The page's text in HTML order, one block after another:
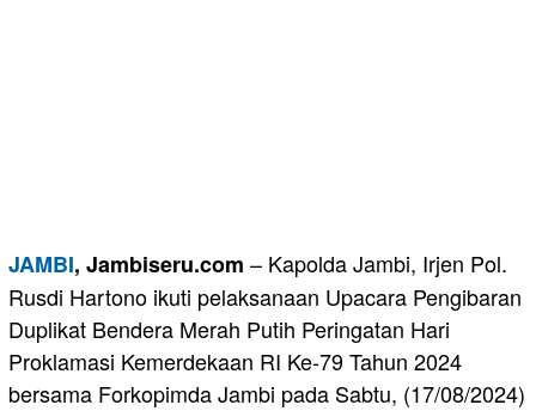
JAMBI, Jambiseru.com – Kapolda Jambi, Irjen Pol.
Rusdi Hartono ikuti pelaksanaan Upacara Pengibaran
Duplikat Bendera Merah Putih Peringatan Hari
Proklamasi Kemerdekaan RI Ke-79 Tahun 2024
bersama Forkopimda Jambi pada Sabtu, (17/08/2024)